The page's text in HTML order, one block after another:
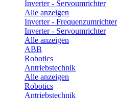
Inverter - Servoumrichter
Alle anzeigen
Inverter - Frequenzumrichter
Inverter - Servoumrichter
Alle anzeigen
ABB
Robotics
Antriebstechnik
Alle anzeigen
Robotics
Antriebstechnik